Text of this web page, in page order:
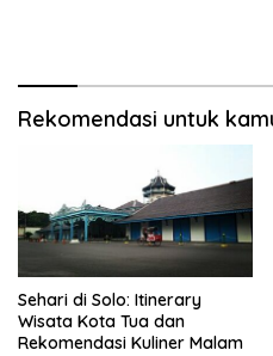
Rekomendasi untuk
Sehari di Solo: Itinerary
Wisata Kota Tua dan
Rekomendasi Kuliner Malam